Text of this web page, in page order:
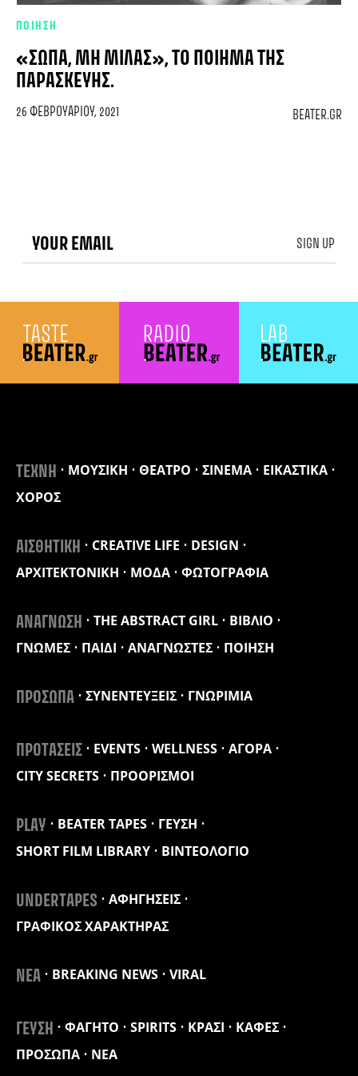
ΠΟΙΗΣΗ
«ΣΏΠΑ, ΜΗ ΜΙΛΆΣ», ΤΟ ΠΟΊΗΜΑ ΤΗΣ
ΠΑΡΑΣΚΕΥΉΣ.
26 ΦΕΒΡΟΥΑΡΊΟΥ, 2021 BEATER.GR
ΤΕΧΝΗ ΜΟΥΣΙΚΗ ΘΕΑΤΡΟ ΣΙΝΕΜΑ
ΕΙΚΑΣΤΙΚΑ
ΧΟΡΟΣ
ΑΙΣΘΗΤΙΚΗ CREATIVE LIFE
DESIGN
ΑΡΧΙΤΕΚΤΟΝΙΚΗ
ΜΟΔΑ ΦΩΤΟΓΡΑΦΙΑ
ΑΝΑΓΝΩΣΗ THE ABSTRACT GIRL
ΒΙΒΛΙΟ
ΓΝΩΜΕΣ
ΠΑΙΔΙ ΑΝΑΓΝΩΣΤΕΣ ΠΟΙΗΣΗ
ΠΡΟΣΩΠΑ ΣΥΝΕΝΤΕΥΞΕΙΣ ΓΝΩΡΙΜΙΑ
ΠΡΟΤΑΣΕΙΣ EVENTS WELLNESS
ΑΓΟΡΑ
CITY SECRETS
ΠΡΟΟΡΙΣΜΟΙ
PLAY BEATER TAPES
ΓΕΥΣΗ
SHORT FILM LIBRARY
ΒΙΝΤΕΟΛΟΓΙΟ
UNDERTAPES
ΑΦΗΓΗΣΕΙΣ
ΓΡΑΦΙΚΟΣ ΧΑΡΑΚΤΗΡΑΣ
ΝΕΑ BREAKING NEWS VIRAL
ΓΕΥΣΗ ΦΑΓΗΤΟ SPIRITS ΚΡΑΣΙ
ΚΑΦΕΣ
ΠΡΟΣΩΠΑ
ΝΕΑ
SIGN UP